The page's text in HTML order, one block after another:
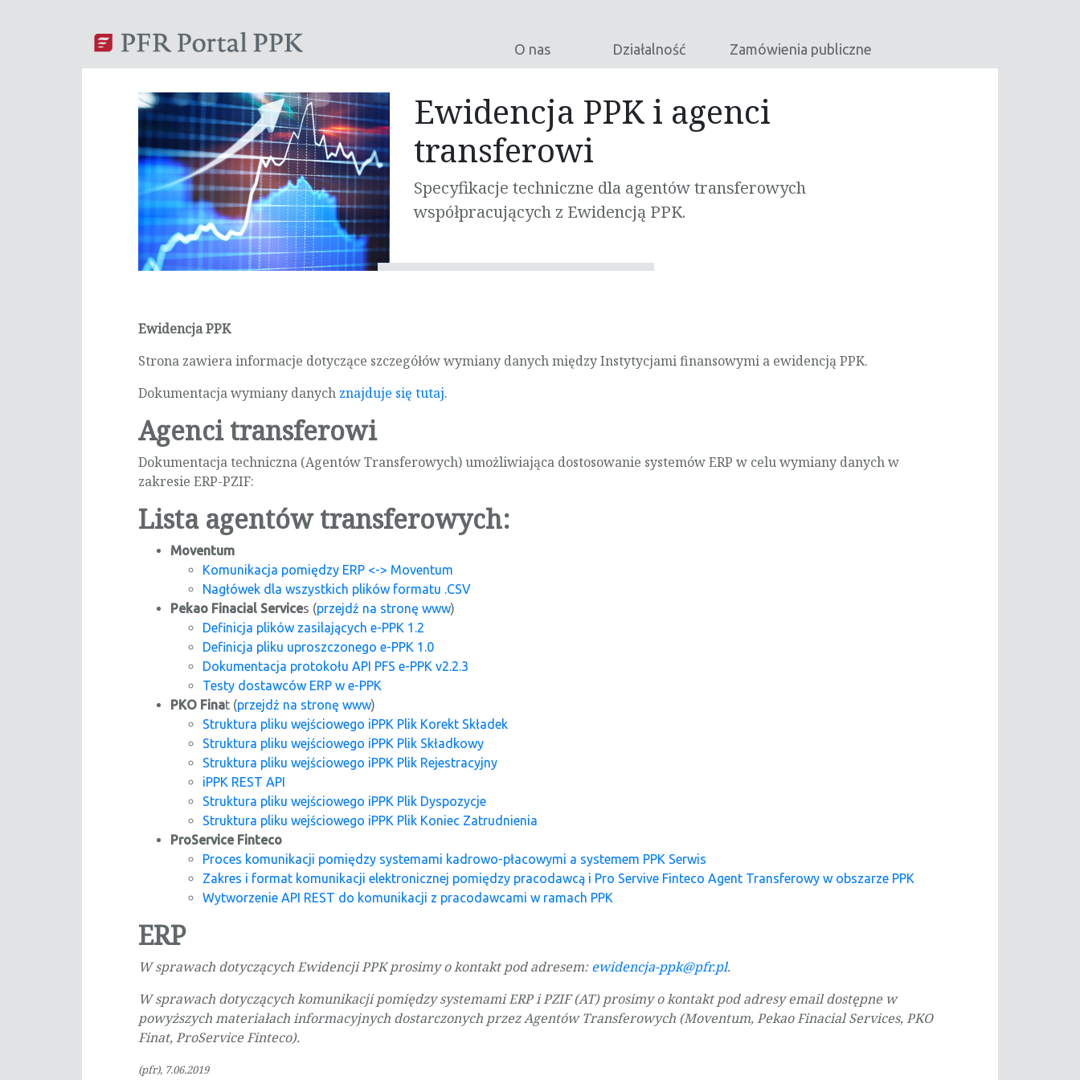
O nas Działalność Zamówienia publiczne
Ewidencja PPK i agenci
transferowi
Specyfikacje techniczne dla agentów transferowych
współpracujących z Ewidencją PPK.
Ewidencja PPK
Strona zawiera informacje dotyczące szczegółów wymiany danych między Instytycjami finansowymi a ewidencją PPK.
Dokumentacja wymiany danych znajduje się tutaj.
Agenci transferowi
Dokumentacja techniczna (Agentów Transferowych) umożliwiająca dostosowanie systemów ERP w celu wymiany danych w
zakresie ERP-PZIF:
Lista agentów transferowych:
Moventum
Komunikacja pomiędzy ERP <-> Moventum
Nagłówek dla wszystkich plików formatu .CSV
Pekao Finacial Services (przejdź na stronę www)
Definicja plików zasilających e-PPK 1.2
Definicja pliku uproszczonego e-PPK 1.0
Dokumentacja protokołu API PFS e-PPK v2.2.3
Testy dostawców ERP w e-PPK
PKO Finat (przejdź na stronę www)
Struktura pliku wejściowego iPPK Plik Korekt Składek
Struktura pliku wejściowego iPPK Plik Składkowy
Struktura pliku wejściowego iPPK Plik Rejestracyjny
iPPK REST API
Struktura pliku wejściowego iPPK Plik Dyspozycje
Struktura pliku wejściowego iPPK Plik Koniec Zatrudnienia
ProService Finteco
Proces komunikacji pomiędzy systemami kadrowo-płacowymi a systemem PPK Serwis
Zakres i format komunikacji elektronicznej pomiędzy pracodawcą i Pro Servive Finteco Agent Transferowy w obszarze PPK
Wytworzenie API REST do komunikacji z pracodawcami w ramach PPK
ERP
W sprawach dotyczących Ewidencji PPK prosimy o kontakt pod adresem:ewidencja-ppk@pfr.pl.
W sprawach dotyczących komunikacji pomiędzy systemami ERP i PZIF (AT) prosimy o kontakt pod adresy email dostępne w
powyższych materiałach informacyjnych dostarczonych przez Agentów Transferowych (Moventum, Pekao Finacial Services, PKO
Finat, ProService Finteco).
(pfr), 7.06.2019